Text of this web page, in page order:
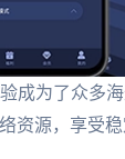
成为了众多
资源，享受稳